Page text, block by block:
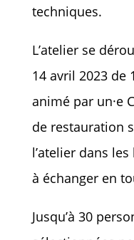
techniques.
L’atelier se
14 avril 2023 de
animé par un·e
de restauration
l’atelier dans
à échanger en
Jusqu’à 30